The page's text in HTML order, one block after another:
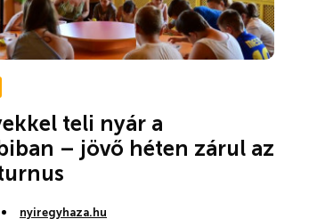
teli nyár a
– jövő héten zárul az
nyiregyhaza.hu